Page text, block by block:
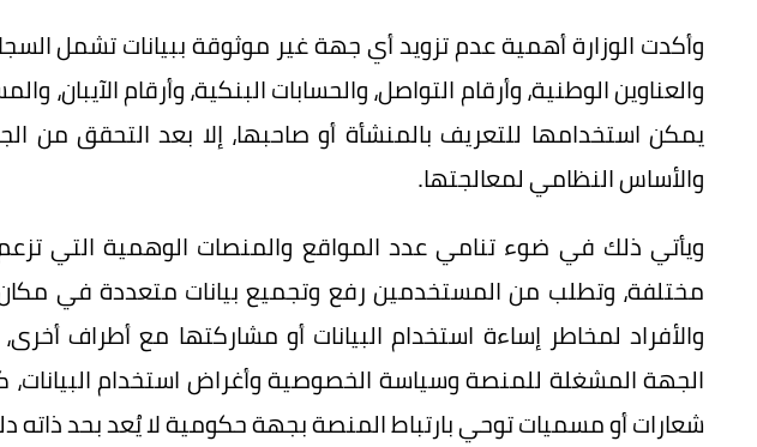
وأكدت الوزارة أهمية عدم تزويد أي جهة غير موثوقة ببيانات تشمل
والعناوين الوطنية، وأرقام التواصل، والحسابات البنكية، وأرقام الآيبان،
يمكن استخدامها للتعريف بالمنشأة أو صاحبها، إلا بعد التحقق من
والأساس النظامي لمعالجتها.
ويأتي ذلك في ضوء تنامي عدد المواقع والمنصات الوهمية التي
مختلفة، وتطلب من المستخدمين رفع وتجميع بيانات متعددة في
والأفراد لمخاطر إساءة استخدام البيانات أو مشاركتها مع أطراف
الجهة المشغلة للمنصة وسياسة الخصوصية وأغراض استخدام
شعارات أو مسميات توحي بارتباط المنصة بجهة حكومية لا يُعد بحد ذاته